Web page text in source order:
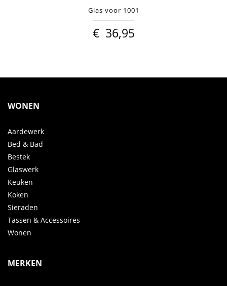
Glas voor 1001
€ 36,95
WONEN
Aardewerk
Bed & Bad
Bestek
Glaswerk
Keuken
Koken
Sieraden
Tassen & Accessoires
Wonen
MERKEN